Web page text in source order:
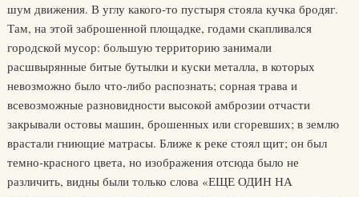
шум движения. В углу какого-то пустыря стояла кучка бродяг.
Там, на этой заброшенной площадке, годами скапливался
городской мусор: большую территорию занимали
расшвырянные битые бутылки и куски металла, в которых
невозможно было что-либо распознать; сорная трава и
всевозможные разновидности высокой амброзии отчасти
закрывали остовы машин, брошенных или сгоревших; в землю
врастали гниющие матрасы. Ближе к реке стоял щит; он был
темно-красного цвета, но изображения отсюда было не
различить, видны были только слова «ЕЩЕ ОДИН НА